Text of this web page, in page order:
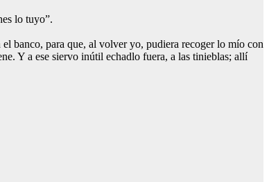
lo tuyo”.
banco, para que, al volver yo, pudiera recoger lo mío con
Y a ese siervo inútil echadlo fuera, a las tinieblas; allí